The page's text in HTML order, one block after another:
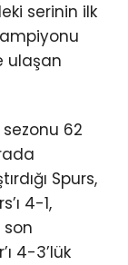
serinin ilk
ulaşan
sezonu 62
Spurs,
4-1,
4-3’lük